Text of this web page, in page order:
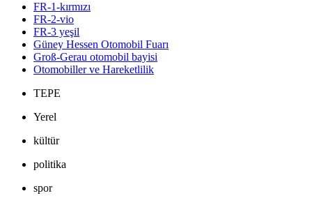
FR-1-kırmızı
FR-2-vio
FR-3 yeşil
Güney Hessen Otomobil Fuarı
Groß-Gerau otomobil bayisi
Otomobiller ve Hareketlilik
TEPE
Yerel
kültür
politika
spor